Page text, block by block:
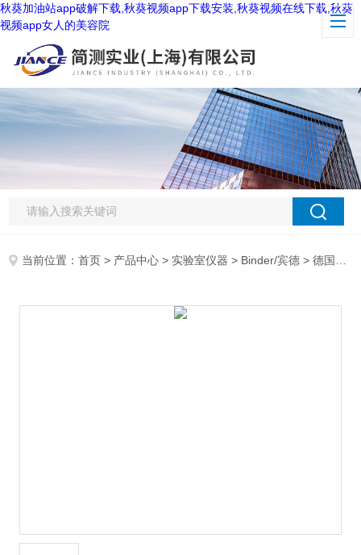
秋葵加油站app破解下载,秋葵视频app下载安装,秋葵视频在线下载,秋葵
视频app女人的美容院
当前位置：首页 > 产品中心 > 实验室仪器 > Binder/宾德 > 德国宾得干燥箱代理